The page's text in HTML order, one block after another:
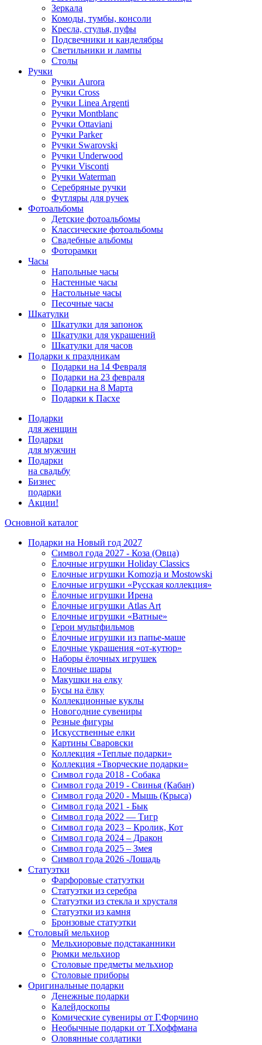
Зеркала
Комоды, тумбы, консоли
Кресла, стулья, пуфы
Подсвечники и канделябры
Светильники и лампы
Столы
Ручки
Ручки Aurora
Ручки Cross
Ручки Linea Argenti
Ручки Montblanc
Ручки Ottaviani
Ручки Parker
Ручки Swarovski
Ручки Underwood
Ручки Visconti
Ручки Waterman
Серебряные ручки
Футляры для ручек
Фотоальбомы
Детские фотоальбомы
Классические фотоальбомы
Свадебные альбомы
Фоторамки
Часы
Напольные часы
Настенные часы
Настольные часы
Песочные часы
Шкатулки
Шкатулки для запонок
Шкатулки для украшений
Шкатулки для часов
Подарки к праздникам
Подарки на 14 Февраля
Подарки на 23 февраля
Подарки на 8 Марта
Подарки к Пасхе
Подарки
для женщин
Подарки
для мужчин
Подарки
на свадьбу
Бизнес
подарки
Акции!
Основной каталог
Подарки на Новый год 2027
Символ года 2027 - Коза (Овца)
Ёлочные игрушки Holiday Classics
Елочные игрушки Komozja и Mostowski
Елочные игрушки «Русская коллекция»
Ёлочные игрушки Ирена
Ёлочные игрушки Atlas Art
Елочные игрушки «Ватные»
Герои мультфильмов
Ёлочные игрушки из папье-маше
Елочные украшения «от-кутюр»
Наборы ёлочных игрушек
Елочные шары
Макушки на елку
Бусы на ёлку
Коллекционные куклы
Новогодние сувениры
Резные фигуры
Искусственные елки
Картины Сваровски
Коллекция «Теплые подарки»
Коллекция «Творческие подарки»
Символ года 2018 - Собака
Символ года 2019 - Свинья (Кабан)
Символ года 2020 - Мышь (Крыса)
Символ года 2021 - Бык
Символ года 2022 — Тигр
Символ года 2023 – Кролик, Кот
Символ года 2024 – Дракон
Символ года 2025 – Змея
Символ года 2026 -Лошадь
Статуэтки
Фарфоровые статуэтки
Статуэтки из серебра
Статуэтки из стекла и хрусталя
Статуэтки из камня
Бронзовые статуэтки
Столовый мельхиор
Мельхиоровые подстаканники
Рюмки мельхиор
Столовые предметы мельхиор
Столовые приборы
Оригинальные подарки
Денежные подарки
Калейдоскопы
Комические сувениры от Г.Форчино
Необычные подарки от Т.Хоффмана
Оловянные солдатики